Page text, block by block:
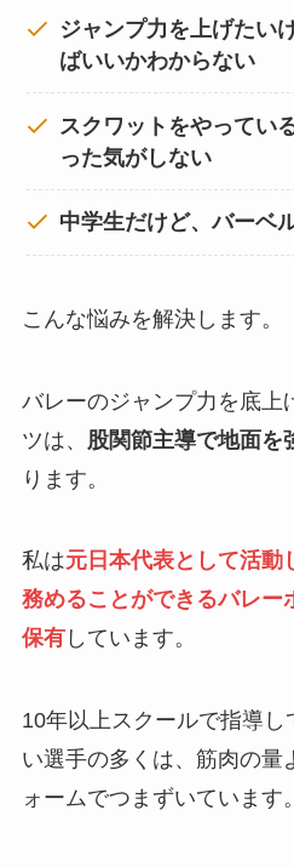
ジャンプ力を上げたい
ばいいかわからない
スクワットをやってい
った気がしない
中学生だけど、バーベ
こんな悩みを解決します。
バレーのジャンプ力を底上
ツは、
股関節主導で地面を
ります。
私は元日本代表として活動
務めることができるバレー
保有しています。
10年以上スクールで指導
い選手の多くは、筋肉の量
ォームでつまずいています。